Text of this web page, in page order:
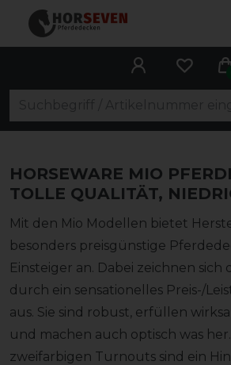
HORSEWARE MIO
TOLLE QUALITÄT,
Mit den Mio Modellen bietet
besonders preisgünstige
Einsteiger an. Dabei zeichnen sich
durch ein sensationelles Preis-/
aus. Sie sind robust, erfüllen
und machen auch optisch was
zweifarbigen Turnouts sind ein